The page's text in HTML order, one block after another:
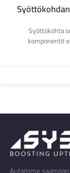
Syöttökohta
komponentit